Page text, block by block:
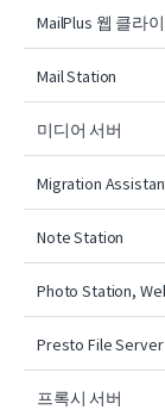
MailPlus 웹 클라
Mail Station
미디어 서버
Migration
Note Station
Photo Station,
Presto File Server
프록시 서버